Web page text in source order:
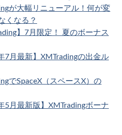
が大幅リニューアル！何が変
くなる？
】7月限定！ 夏のボーナス
7月最新】XMTradingの出金ル
でSpaceX（スペースX）の
5月最新版】XMTradingボーナ